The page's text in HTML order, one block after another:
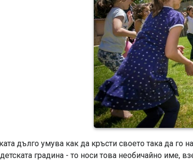
дълго умува как да кръсти своето така да го
градина - то носи това необичайно име,